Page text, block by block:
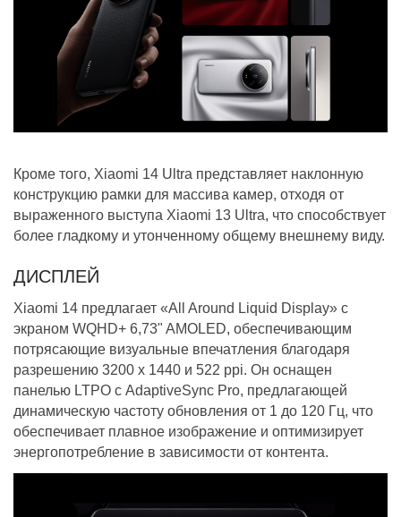
Кроме того, Xiaomi 14 Ultra представляет наклонную
конструкцию рамки для массива камер, отходя от
выраженного выступа Xiaomi 13 Ultra, что способствует
более гладкому и утонченному общему внешнему виду.
ДИСПЛЕЙ
Xiaomi 14 предлагает «All Around Liquid Display» с
экраном WQHD+ 6,73" AMOLED, обеспечивающим
потрясающие визуальные впечатления благодаря
разрешению 3200 x 1440 и 522 ppi. Он оснащен
панелью LTPO с AdaptiveSync Pro, предлагающей
динамическую частоту обновления от 1 до 120 Гц, что
обеспечивает плавное изображение и оптимизирует
энергопотребление в зависимости от контента.